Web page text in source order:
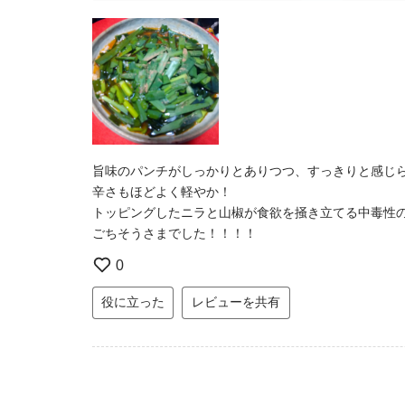
旨味のパンチがしっかりとありつつ、すっきりと感じ
辛さもほどよく軽やか！
トッピングしたニラと山椒が食欲を掻き立てる中毒性
ごちそうさまでした！！！！
0
役に立った レビューを共有